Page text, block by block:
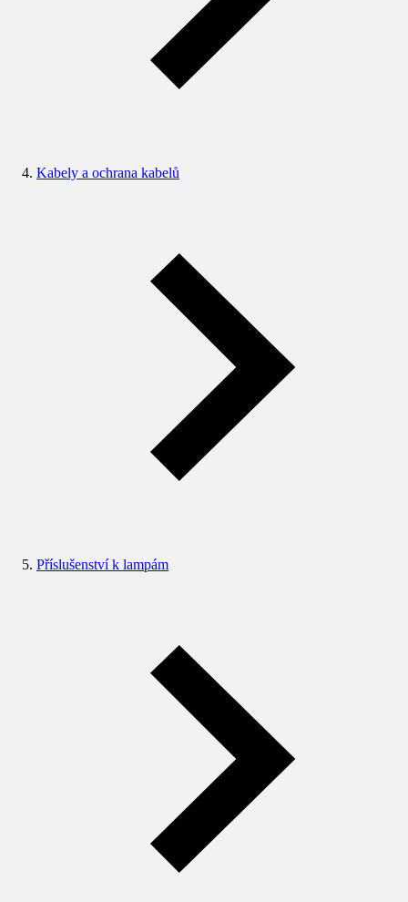
Kabely a ochrana kabelů
Příslušenství k lampám